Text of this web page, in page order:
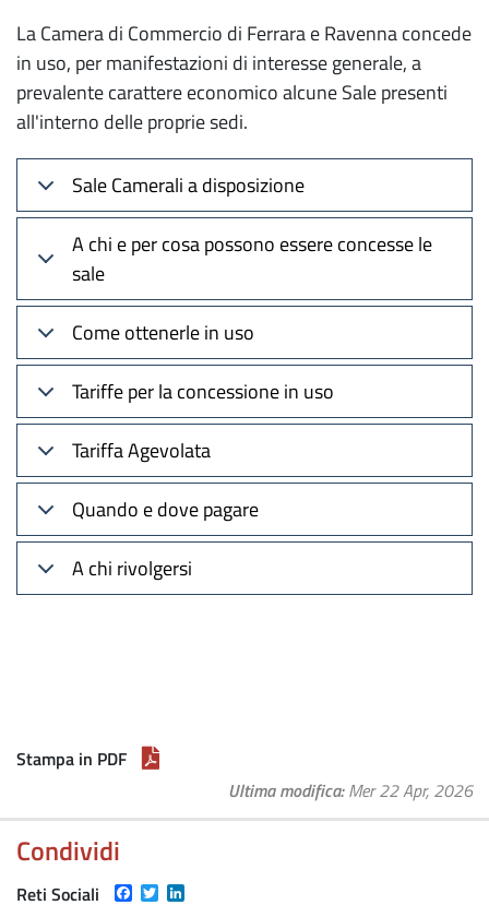
La Camera di Commercio di Ferrara e Ravenna concede
in uso, per manifestazioni di interesse generale, a
prevalente carattere economico alcune Sale presenti
all'interno delle proprie sedi.
Sale Camerali a disposizione
A chi e per cosa possono essere concesse le
sale
Come ottenerle in uso
Tariffe per la concessione in uso
Tariffa Agevolata
Quando e dove pagare
A chi rivolgersi
Stampa in PDF
Ultima modifica Mer 22 Apr, 2026
Condividi
Reti Sociali Facebook
Twitter